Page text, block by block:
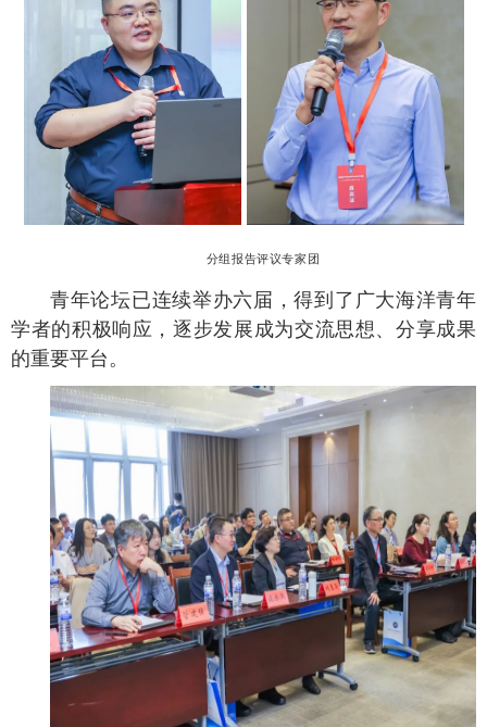
分组报告评议专家团
青年论坛已连续举办六届，得到了广大海洋青年
学者的积极响应，逐步发展成为交流思想、分享成果
的重要平台。